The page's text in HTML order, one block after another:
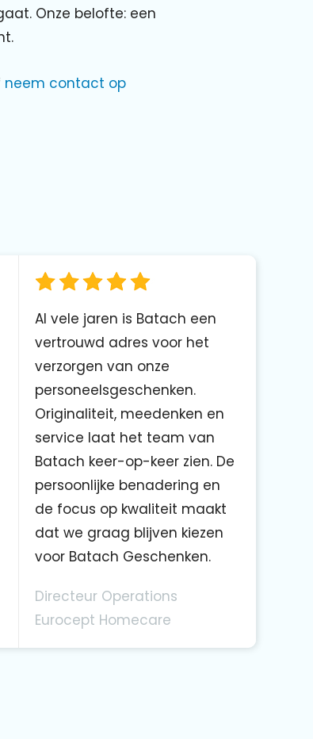
Onze belofte: een
neem contact op
Al vele jaren is Batach een
vertrouwd adres voor het
verzorgen van onze
personeelsgeschenken.
Originaliteit, meedenken en
service laat het team van
Batach keer-op-keer zien. De
persoonlijke benadering en
de focus op kwaliteit maakt
dat we graag blijven kiezen
voor Batach Geschenken.
Directeur Operations
Eurocept Homecare